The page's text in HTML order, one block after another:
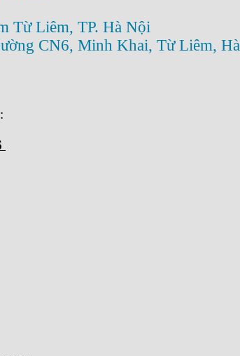
Từ Liêm, TP. Hà Nội
CN6, Minh Khai, Từ Liêm, Hà
: